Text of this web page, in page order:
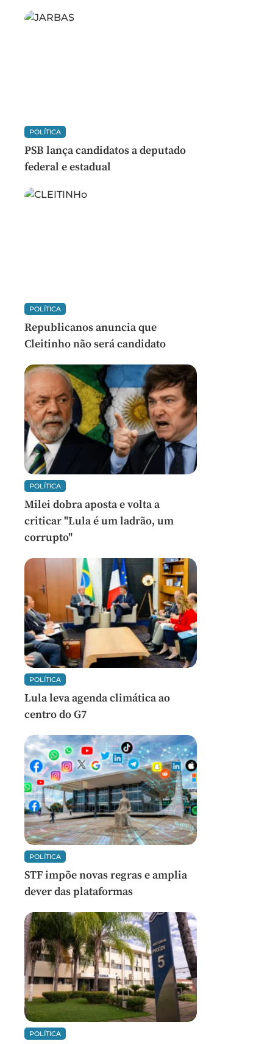
POLÍTICA
PSB lança candidatos a deputado
federal e estadual
POLÍTICA
Republicanos anuncia que
Cleitinho não será candidato
POLÍTICA
Milei dobra aposta e volta a
criticar "Lula é um ladrão, um
corrupto"
POLÍTICA
Lula leva agenda climática ao
centro do G7
POLÍTICA
STF impõe novas regras e amplia
dever das plataformas
POLÍTICA